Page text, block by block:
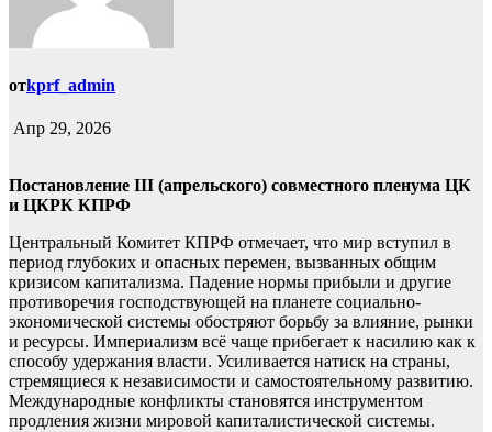
отkprf_admin
Апр 29, 2026
Постановление III (апрельского) совместного пленума ЦК
и ЦКРК КПРФ
Центральный Комитет КПРФ отмечает, что мир вступил в
период глубоких и опасных перемен, вызванных общим
кризисом капитализма. Падение нормы прибыли и другие
противоречия господствующей на планете социально-
экономической системы обостряют борьбу за влияние, рынки
и ресурсы. Империализм всё чаще прибегает к насилию как к
способу удержания власти. Усиливается натиск на страны,
стремящиеся к независимости и самостоятельному развитию.
Международные конфликты становятся инструментом
продления жизни мировой капиталистической системы.